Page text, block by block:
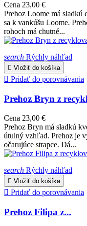
Cena 23,00 €
Prehoz Loome má sladkú
sa k vankúšu Loome.
rohoch má chutné...
search Rýchly náhľad
 Vložiť do košíka
 Pridať do porovnávania
Prehoz Bryn z
Cena 23,00 €
Prehoz Bryn má sladkú
útulný vzhľad. Prehoz je
očarujúce strapce. Dá...
search Rýchly náhľad
 Vložiť do košíka
 Pridať do porovnávania
Prehoz Filipa z...